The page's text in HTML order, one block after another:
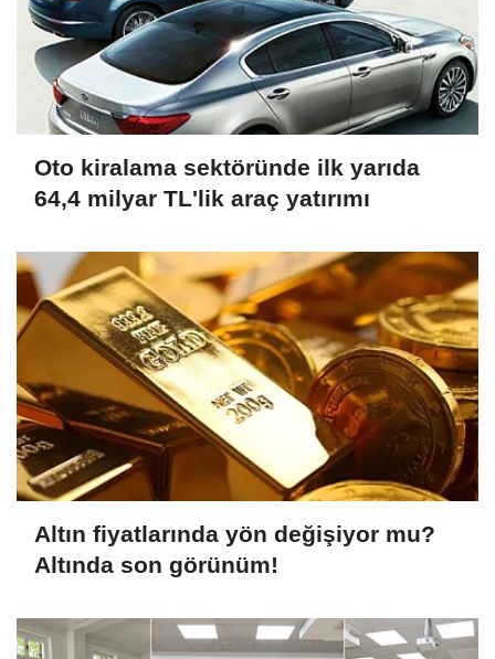
Oto kiralama sektöründe ilk yarıda
64,4 milyar TL'lik araç yatırımı
Altın fiyatlarında yön değişiyor mu?
Altında son görünüm!